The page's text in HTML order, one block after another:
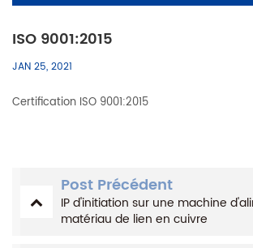
ISO 9001:2015
JAN 25, 2021
Certification ISO 9001:2015
Post Précédent
IP d'initiation sur une machine
matériau de lien en cuivre